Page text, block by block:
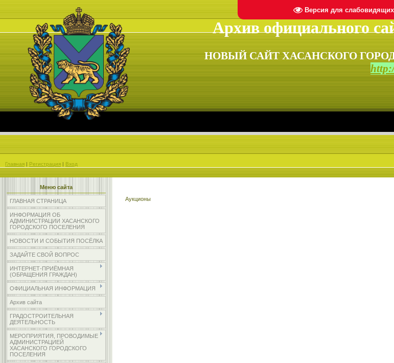
Версия для слабовидящих
Архив официального
НОВЫЙ САЙТ ХАСАНСКОГО
Главная | Регистрация | Вход
Меню сайта
ГЛАВНАЯ СТРАНИЦА
ИНФОРМАЦИЯ ОБ
АДМИНИСТРАЦИИ ХАСАНСКОГО
ГОРОДСКОГО ПОСЕЛЕНИЯ
НОВОСТИ И СОБЫТИЯ ПОСЁЛКА
ЗАДАЙТЕ СВОЙ ВОПРОС
ИНТЕРНЕТ-ПРИЁМНАЯ
(ОБРАЩЕНИЯ ГРАЖДАН)
ОФИЦИАЛЬНАЯ ИНФОРМАЦИЯ
Архив сайта
ГРАДОСТРОИТЕЛЬНАЯ
ДЕЯТЕЛЬНОСТЬ
МЕРОПРИЯТИЯ, ПРОВОДИМЫЕ
АДМИНИСТРАЦИЕЙ
ХАСАНСКОГО ГОРОДСКОГО
ПОСЕЛЕНИЯ
Аукционы